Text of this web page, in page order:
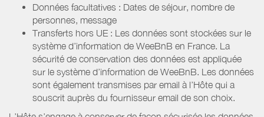
Données facultatives : Dates de séjour, nombre de
personnes, message
Transferts hors UE : Les données sont stockées sur le
système d’information de WeeBnB en France. La
sécurité de conservation des données est appliquée
sur le système d’information de WeeBnB. Les données
sont également transmises par email à l’Hôte qui a
souscrit auprès du fournisseur email de son choix.